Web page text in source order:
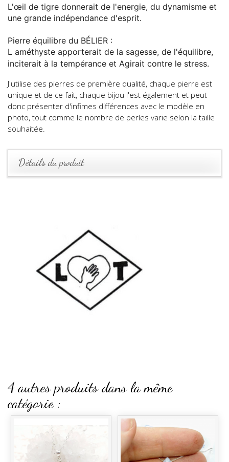
L'œil de tigre donnerait de l'energie, du dynamisme et
une grande indépendance d'esprit.
Pierre équilibre du BÉLIER :
L améthyste apporterait de la sagesse, de l'équilibre,
inciterait à la tempérance et Agirait contre le stress.
J'utilise des pierres de première qualité, chaque pierre est
unique et de ce fait, chaque bijou l'est également et peut
donc présenter d'infimes différences avec le modèle en
photo, tout comme le nombre de perles varie selon la taille
souhaitée.
Détails du produit
4 autres produits dans la même
catégorie :